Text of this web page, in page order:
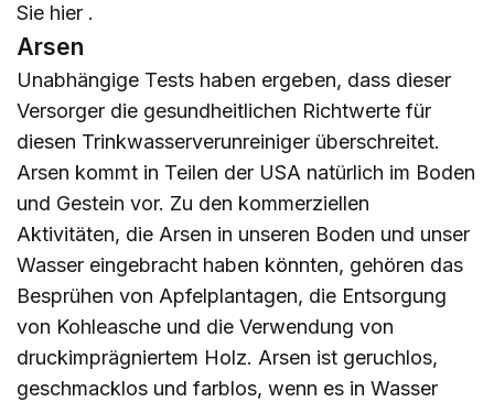
Sie hier .
Arsen
Unabhängige Tests haben ergeben, dass dieser
Versorger die gesundheitlichen Richtwerte für
diesen Trinkwasserverunreiniger überschreitet.
Arsen kommt in Teilen der USA natürlich im Boden
und Gestein vor. Zu den kommerziellen
Aktivitäten, die Arsen in unseren Boden und unser
Wasser eingebracht haben könnten, gehören das
Besprühen von Apfelplantagen, die Entsorgung
von Kohleasche und die Verwendung von
druckimprägniertem Holz. Arsen ist geruchlos,
geschmacklos und farblos, wenn es in Wasser